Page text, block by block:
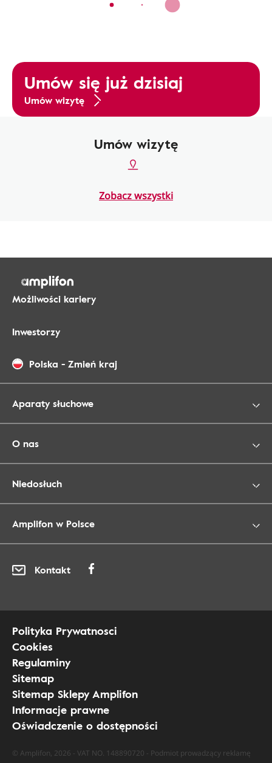
Umów się już dzisiaj
Umów wizytę
Umów wizytę
Zobacz wszystki
Możliwości kariery
Inwestorzy
Polska - Zmień kraj
Aparaty słuchowe
O nas
Niedosłuch
Amplifon w Polsce
Kontakt
Polityka Prywatnosci
Cookies
Regulaminy
Sitemap
Sitemap Sklepy Amplifon
Informacje prawne
Oświadczenie o dostępności
© Amplifon, 2026 - VAT NO. 148890720 - Podmiot prowadzący reklamę